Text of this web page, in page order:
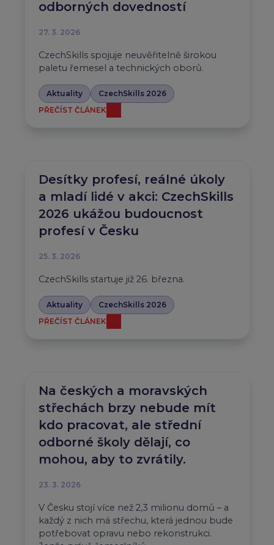
odborných dovedností
27. 3. 2026
CzechSkills spojuje neuvěřitelně širokou
paletu řemesel a technických oborů.
Aktuality
CzechSkills 2026
PŘEČÍST ČLÁNEK
Desítky profesí, reálné úkoly
a mladí lidé v akci: CzechSkills
2026 ukážou budoucnost
profesí v Česku
25. 3. 2026
CzechSkills startuje již 26. března.
Aktuality
CzechSkills 2026
PŘEČÍST ČLÁNEK
Na českých a moravských
střechách brzy nebude mít
kdo pracovat, ale střední
odborné školy dělají, co
mohou, aby to zvrátily.
23. 3. 2026
V Česku stojí více než 2,3 milionu domů – a
každý z nich má střechu, která jednou bude
potřebovat opravu nebo rekonstrukci.